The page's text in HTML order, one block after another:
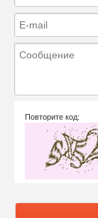
Повторите код: